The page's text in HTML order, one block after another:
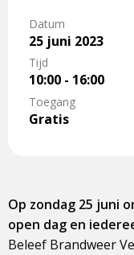
Datum
25 juni 2023
Tijd
10:00 - 16:00
Toegang
Gratis
Op zondag 25 juni
open dag en
Beleef Brandweer